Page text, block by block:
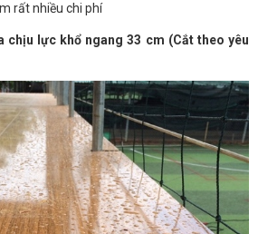
rất nhiều chi phí
chịu lực khổ ngang 33 cm (Cắt theo yêu